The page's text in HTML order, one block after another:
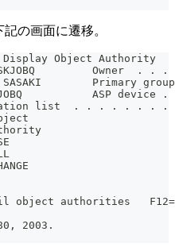
の画面に遷移。
Object Authority
Owner  . . .
Primary
ASP device .
list  . . . . . . . .
object authorities
2003.